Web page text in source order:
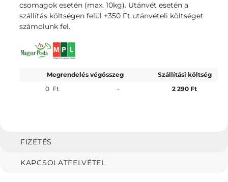
csomagok esetén (max. 10kg). Utánvét esetén a
szállítás költségen felül +350 Ft utánvételi költséget
számolunk fel.
Megrendelés végösszeg
Szállítási költség
0 Ft - 2 290 Ft
FIZETÉS
KAPCSOLATFELVÉTEL